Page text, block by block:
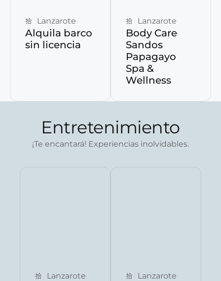
Lanzarote
Alquila barco
sin licencia
Lanzarote
Body Care
Sandos
Papagayo
Spa &
Wellness
Entretenimiento
¡Te encantará! Experiencias inolvidables.
Lanzarote Lanzarote